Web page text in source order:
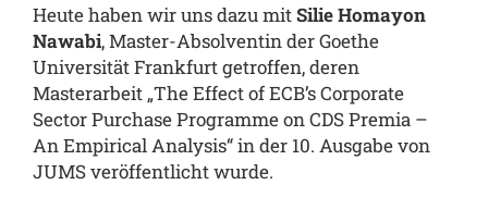
Heute haben wir uns dazu mitSilie Homayon
Nawabi, Master-Absolventin der Goethe
Universität Frankfurt getroffen, deren
Masterarbeit „The Effect of ECB’s Corporate
Sector Purchase Programme on CDS Premia –
An Empirical Analysis“ in der 10. Ausgabe von
JUMS veröffentlicht wurde.